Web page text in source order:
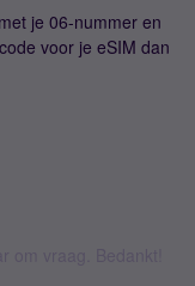
je 06-nummer en
voor je eSIM dan